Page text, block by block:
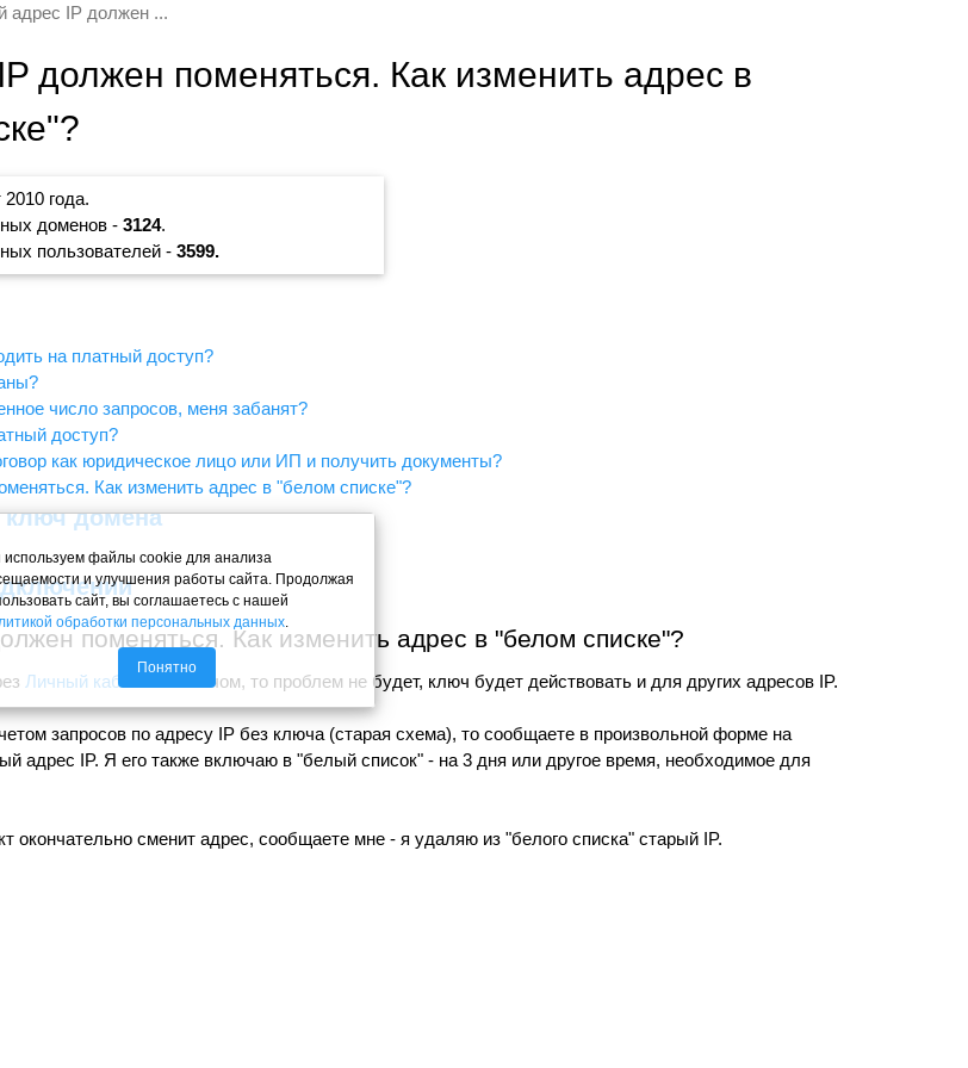
адрес IP должен ...
должен поменяться. Как изменить адрес в
2010 года.
доменов - 3124.
пользователей - 3599.
на платный доступ?
число запросов, меня забанят?
доступ?
как юридическое лицо или ИП и получить документы?
Как изменить адрес в "белом списке"?
ключ домена
поменяться. Как изменить адрес в "белом списке"?
Личный кабинет с ключом, то проблем не будет, ключ будет действовать и для других адресов IP.
запросов по адресу IP без ключа (старая схема), то сообщаете в произвольной форме на
адрес IP. Я его также включаю в "белый список" - на 3 дня или другое время, необходимое для
окончательно сменит адрес, сообщаете мне - я удаляю из "белого списка" старый IP.
файлы cookie для анализа
и улучшения работы сайта. Продолжая
сайт, вы соглашаетесь с нашей
обработки персональных данных.
Понятно